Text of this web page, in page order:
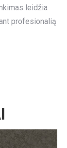
leidžia
profesionalią